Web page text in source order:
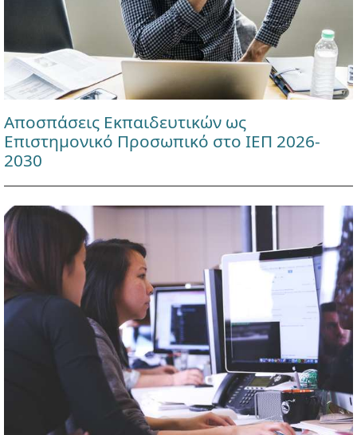
Αποσπάσεις Εκπαιδευτικών ως
Επιστημονικό Προσωπικό στο ΙΕΠ 2026-
2030